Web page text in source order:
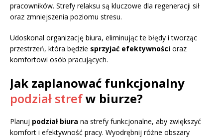
pracowników. Strefy relaksu są kluczowe dla regeneracji sił
oraz zmniejszenia poziomu stresu.
Udoskonal organizację biura, eliminując te błędy i tworząc
przestrzeń, która będzie sprzyjać efektywności oraz
komfortowi osób pracujących.
Jak zaplanować funkcjonalny
podział strefw biurze?
Planuj podział biura na strefy funkcjonalne, aby zwiększyć
komfort i efektywność pracy. Wyodrębnij różne obszary